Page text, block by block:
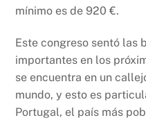
mínimo es de 920 €.
Este congreso sentó las
importantes en los
se encuentra en un
mundo, y esto es
Portugal, el país más